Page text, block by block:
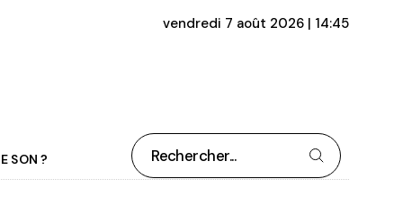
vendredi 7 août 2026 | 14:45
SON ?
Rechercher